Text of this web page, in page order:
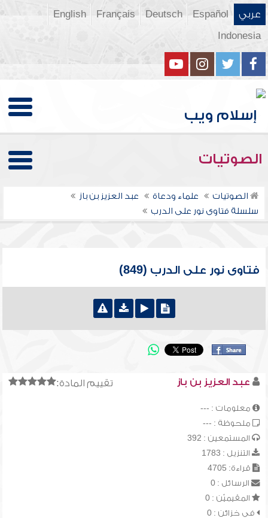
عربي Español
Deutsch
Français
English
Indonesia
الصوتيات
الصوتيات علماء ودعاة
عبد العزيز بن باز
سلسلة فتاوى نور على الدرب
فتاوى نور على الدرب (849)
تقييم المادة: عبد العزيز بن باز
معلومات : ---
ملحوظة : ---
المستمعين : 392
التنزيل : 1783
قراءة: 4705
الرسائل : 0
المقيميّن : 0
في خزائن : 0